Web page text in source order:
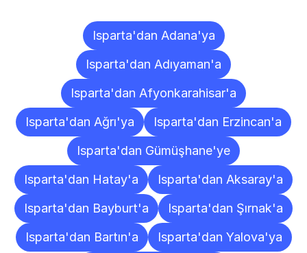
Isparta'dan Adana'ya
Isparta'dan Adıyaman'a
Isparta'dan Afyonkarahisar'a
Isparta'dan Ağrı'ya
Isparta'dan Erzincan'a
Isparta'dan Gümüşhane'ye
Isparta'dan Hatay'a
Isparta'dan Aksaray'a
Isparta'dan Bayburt'a
Isparta'dan Şırnak'a
Isparta'dan Bartın'a
Isparta'dan Yalova'ya